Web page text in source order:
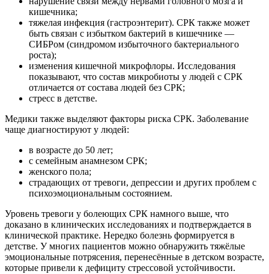
кишечника;
тяжелая инфекция (гастроэнтерит). СРК также может
быть связан с избытком бактерий в кишечнике —
СИБРом (синдромом избыточного бактериального
роста);
изменения кишечной микрофлоры. Исследования
показывают, что состав микробиоты у людей с СРК
отличается от состава людей без СРК;
стресс в детстве.
Медики также выделяют факторы риска СРК. Заболевание
чаще диагностируют у людей:
в возрасте до 50 лет;
с семейным анамнезом СРК;
женского пола;
страдающих от тревоги, депрессии и других проблем с
психоэмоциональным состоянием.
Уровень тревоги у болеющих СРК намного выше, что
доказано в клинических исследованиях и подтверждается в
клинической практике. Нередко болезнь формируется в
детстве. У многих пациентов можно обнаружить тяжёлые
эмоциональные потрясения, перенесённые в детском возрасте,
которые привели к дефициту стрессовой устойчивости.